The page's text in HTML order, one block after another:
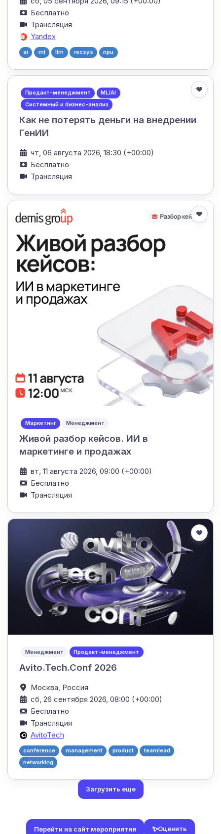
Бесплатно
Трансляция
Yandex
ai ml llm recsys npu
Продакт-менеджмент
ML/AI
Системный и бизнес-анализ
Как не потерять деньги на внедрении
ГенИИ
чт, 06 августа 2026, 18:30 (+00:00)
Бесплатно
Трансляция
Маркетинг Менеджмент
Живой разбор кейсов. ИИ в
маркетинге и продажах
вт, 11 августа 2026, 09:00 (+00:00)
Бесплатно
Трансляция
Менеджмент Продакт-менеджмент
Avito.Tech.Conf 2026
Москва, Россия
сб, 26 сентября 2026, 08:00 (+00:00)
Бесплатно
Трансляция
AvitoTech
conference management product
teamlead
networking
Загрузить еще
Перейти на сайт мероприятия ✨Оценить